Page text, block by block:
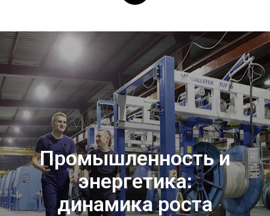
Промышленность и
энергетика:
динамика роста